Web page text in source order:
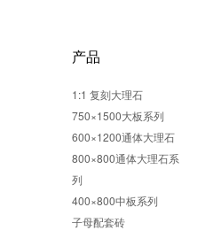
产品
1:1 复刻大理石
750×1500大板系列
600×1200通体大理石
800×800通体大理石系
列
400×800中板系列
子母配套砖